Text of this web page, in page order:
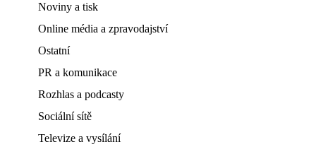
Noviny a tisk
Online média a zpravodajství
Ostatní
PR a komunikace
Rozhlas a podcasty
Sociální sítě
Televize a vysílání